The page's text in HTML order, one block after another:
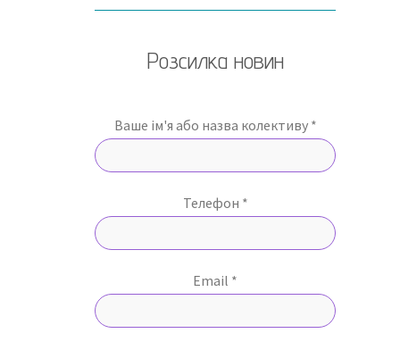
Розсилка новин
Ваше ім'я або назва колективу *
Телефон *
Email *